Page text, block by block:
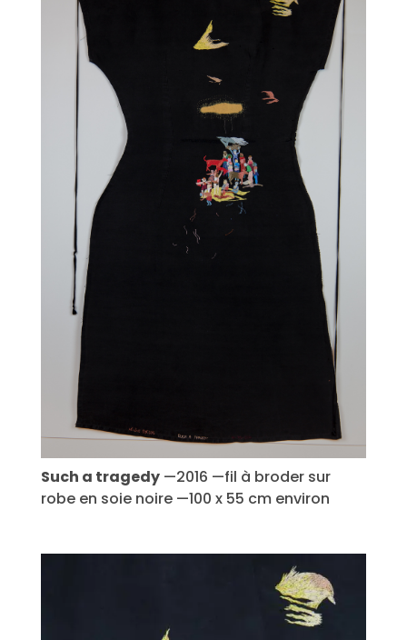
Such a tragedy—2016 —fil à broder sur
robe en soie noire —100 x 55 cm environ